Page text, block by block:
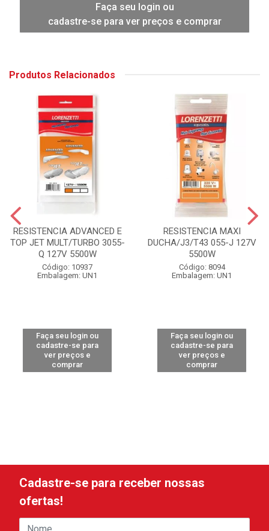
Faça seu login ou
cadastre-se para ver preços e comprar
Produtos Relacionados
RESISTENCIA ADVANCED E
TOP JET MULT/TURBO 3055-
Q 127V 5500W
Código: 10937
Embalagem: UN1
Faça seu login ou
cadastre-se para
ver preços e
comprar
RESISTENCIA MAXI
DUCHA/J3/T43 055-J 127V
5500W
Código: 8094
Embalagem: UN1
Faça seu login ou
cadastre-se para
ver preços e
comprar
Cadastre-se para receber nossas
ofertas!